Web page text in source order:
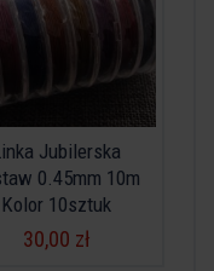
Jubilerska
0.45mm 10m
Kolor 10sztuk
30,00 zł